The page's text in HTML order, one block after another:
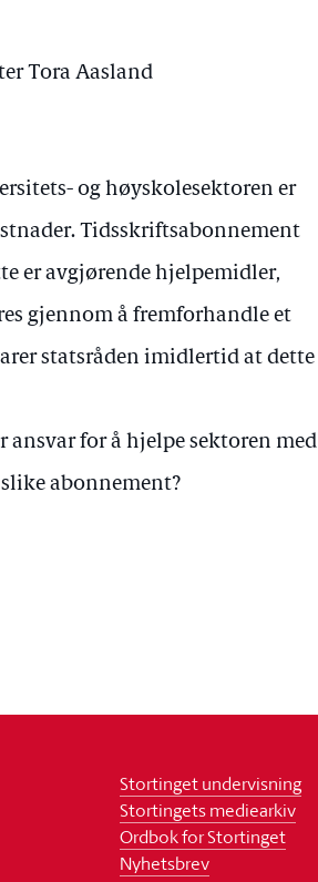
Tora Aasland
og høyskolesektoren er
Tidsskriftsabonnement
er avgjørende hjelpemidler,
gjennom å fremforhandle et
statsråden imidlertid at dette
for å hjelpe sektoren med
abonnement?
Stortinget undervisning
Stortingets mediearkiv
Ordbok for Stortinget
Nyhetsbrev